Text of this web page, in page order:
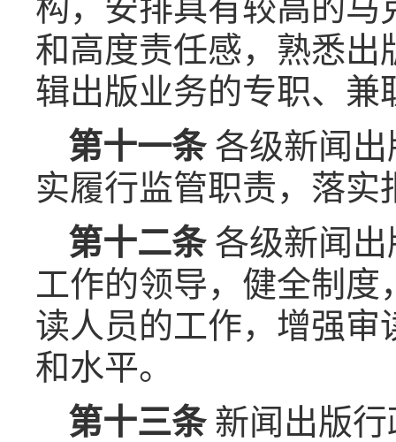
构，安排具有较高的
和高度责任感，熟悉
辑出版业务的专职、兼
第十一条各级新闻出
实履行监管职责，落实
第十二条各级新闻出
工作的领导，健全制
读人员的工作，增强
和水平。
第十三条新闻出版行